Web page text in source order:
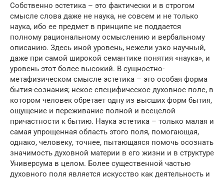
Собственно эстетика – это фактически и в строгом
смысле слова даже не наука, не совсем и не только
наука, ибо ее предмет в принципе не поддается
полному рациональному осмыслению и вербальному
описанию. Здесь иной уровень, нежели узко научный,
даже при самой широкой семантике понятия «наука», и
уровень этот более высокий. В сущностно-
метафизическом смысле эстетика – это особая форма
бытия-сознания; некое специфическое духовное поле, в
котором человек обретает одну из высших форм бытия,
ощущение и переживание полной и всецелой
причастности к бытию. Наука эстетика – только малая и
самая упрощенная область этого поля, помогающая,
однако, человеку, точнее, пытающаяся помочь осознать
значимость духовной материи в его жизни и в структуре
Универсума в целом. Более существенной частью
духовного поля является искусство как деятельность и